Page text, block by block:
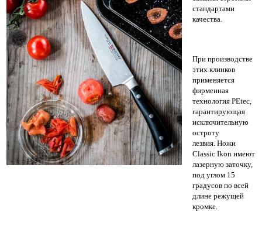
стандартами
качества.
При производстве
этих клинков
применяется
фирменная
технология PEtec,
гарантирующая
исключительную
остроту
лезвия. Ножи
Classic Ikon имеют
лазерную заточку,
под углом 15
градусов по всей
длине режущей
кромке.